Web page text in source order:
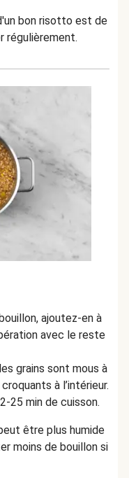
bon risotto est de
régulièrement.
ajoutez-en à
avec le reste
grains sont mous à
à l’intérieur.
25 min de cuisson.
être plus humide
moins de bouillon si